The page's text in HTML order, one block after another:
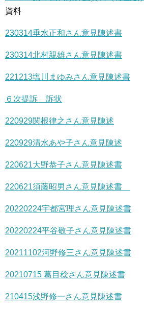
資料
230314垂水正和さん意見陳述書
230314北村親雄さん意見陳述書
221213塩川まゆみさん意見陳述書
６次提訴 訴状
220929関根律之さん意見陳述
220929清水あや子さん意見陳述
220621大野恭子さん意見陳述書
220621須藤昭男さん意見陳述書
20220224宇都宮理さん意見陳述書
20220224平谷敬子さん意見陳述書
20211102河野修三さん意見陳述書
20210715 葛目稔さん意見陳述書
210415浅野修一さん意見陳述書